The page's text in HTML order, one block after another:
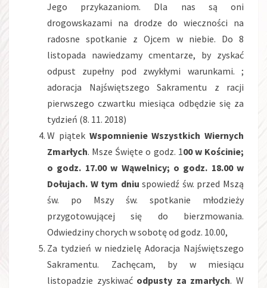
Jego przykazaniom. Dla nas są oni
drogowskazami na drodze do wieczności na
radosne spotkanie z Ojcem w niebie. Do 8
listopada nawiedzamy cmentarze, by zyskać
odpust zupełny pod zwykłymi warunkami. ;
adoracja Najświętszego Sakramentu z racji
pierwszego czwartku miesiąca odbędzie się za
tydzień (8. 11. 2018)
W piątek Wspomnienie Wszystkich Wiernych
Zmarłych. Msze Święte o godz. 100 w Kościnie;
o godz. 17.00 w Wąwelnicy; o godz. 18.00 w
Dołujach. W tym dniuspowiedź św. przed Mszą
św. po Mszy św. spotkanie młodzieży
przygotowującej się do bierzmowania.
Odwiedziny chorych w sobotę od godz. 10.00,
Za tydzień w niedzielę Adoracja Najświętszego
Sakramentu. Zachęcam, by w miesiącu
listopadzie zyskiwać odpusty za zmarłych. W